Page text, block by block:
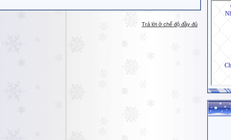
Trả lời ở chế độ đầy đủ